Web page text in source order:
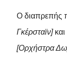
Ο διαπρεπής
Γκέρσταϊν]και
[Ορχήστρα